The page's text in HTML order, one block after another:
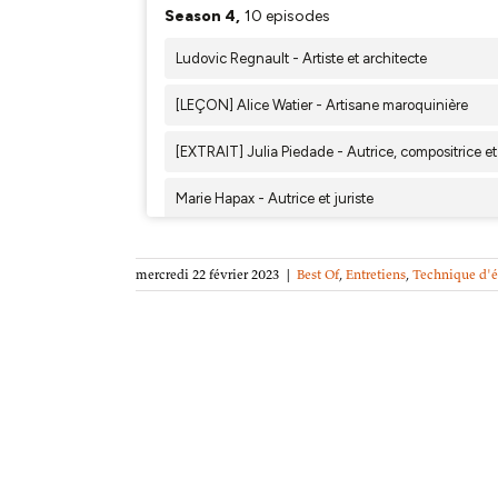
mercredi 22 février 2023 | Best Of, Entretiens, Technique